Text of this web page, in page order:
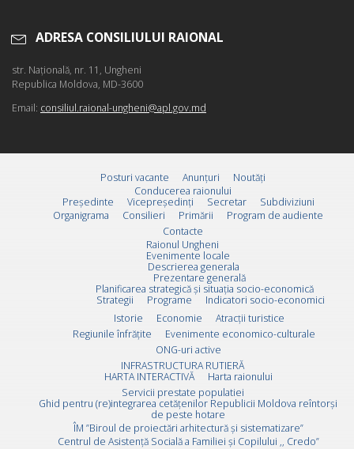
ADRESA CONSILIULUI RAIONAL
str. Naţională, nr. 11, Ungheni
Republica Moldova, MD-3600
Email: consiliul.raional-ungheni@apl.gov.md
Posturi vacante Anunțuri
Noutăți
Conducerea raionului
Preşedinte
Vicepreşedinţi Secretar
Subdiviziuni
Organigrama
Consilieri Primării
Program de audiente
Contacte
Raionul Ungheni
Evenimente locale
Descrierea generala
Prezentare generală
Planificarea strategică și situația socio-economică
Strategii
Programe
Indicatori socio-economici
Istorie
Economie
Atracții turistice
Regiunile înfrățite
Evenimente economico-culturale
ONG-uri active
INFRASTRUCTURA RUTIERĂ
HARTA INTERACTIVĂ
Harta raionului
Servicii prestate populatiei
Ghid pentru (re)integrarea cetățenilor Republicii Moldova reîntorși
de peste hotare
ÎM ”Biroul de proiectări arhitectură și sistematizare”
Centrul de Asistență Socială a Familiei și Copilului ,, Credo”